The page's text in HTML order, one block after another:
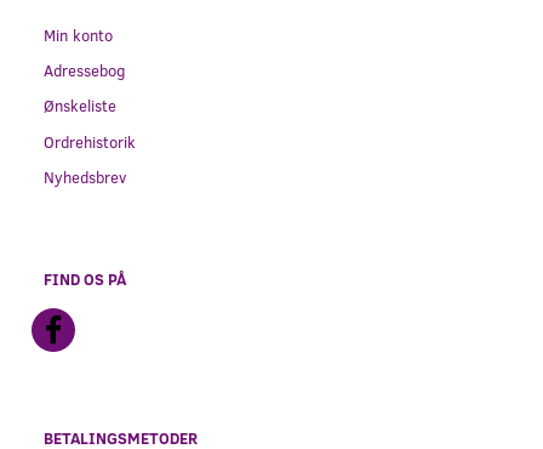
Min konto
Adressebog
Ønskeliste
Ordrehistorik
Nyhedsbrev
FIND OS PÅ
BETALINGSMETODER